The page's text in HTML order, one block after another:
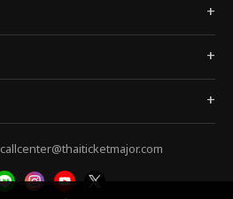
callcenter@thaiticketmajor.com